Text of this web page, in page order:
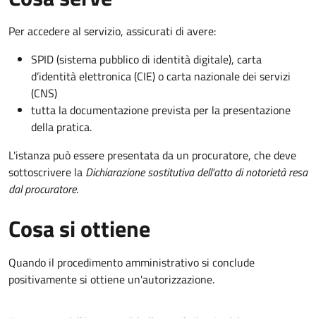
Per accedere al servizio, assicurati di avere:
SPID (sistema pubblico di identità digitale), carta
d’identità elettronica (CIE) o carta nazionale dei servizi
(CNS)
tutta la documentazione prevista per la presentazione
della pratica.
L'istanza può essere presentata da un procuratore, che deve
sottoscrivere la Dichiarazione sostitutiva dell'atto di notorietà resa
dal procuratore.
Cosa si ottiene
Quando il procedimento amministrativo si conclude
positivamente si ottiene un'autorizzazione.